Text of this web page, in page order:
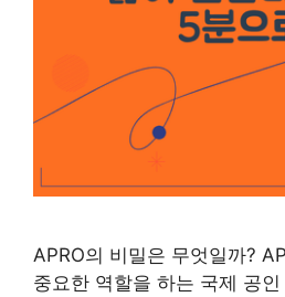
APRO의 비밀은 무엇일까?
중요한 역할을 하는 국제 공